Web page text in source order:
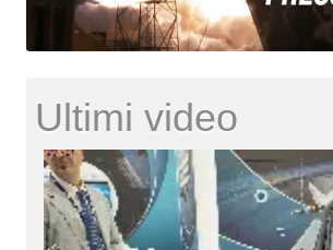
Ultimi video